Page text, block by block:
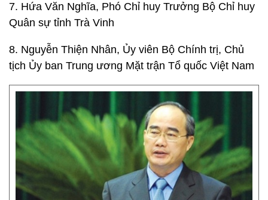
7. Hứa Văn Nghĩa, Phó Chỉ huy Trưởng Bộ Chỉ huy
Quân sự tỉnh Trà Vinh
8. Nguyễn Thiện Nhân, Ủy viên Bộ Chính trị, Chủ
tịch Ủy ban Trung ương Mặt trận Tổ quốc Việt Nam